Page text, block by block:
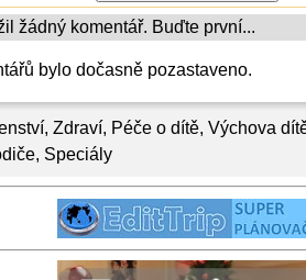
, Zdraví, Péče o dítě, Výchova
, Speciály
žádný komentář. Buďte první...
bylo dočasně pozastaveno.